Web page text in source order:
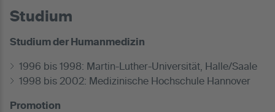
Studium
Studium der Humanmedizin
1996 bis 1998: Martin-Luther-Universität, Halle/Saale
1998 bis 2002: Medizinische Hochschule Hannover
Promotion